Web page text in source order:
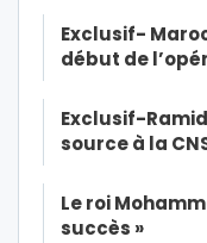
Exclusif-
début de
Exclusif-
source à la
Le roi
succès »